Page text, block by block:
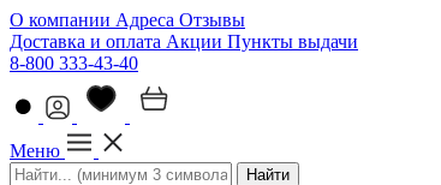
О компании Адреса Отзывы
Доставка и оплата Акции Пункты выдачи
8-800 333-43-40
Меню
Найти